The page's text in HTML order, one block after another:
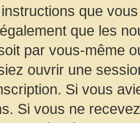
que
que les
par vous-même
ouvrir une
Si vous
Si vous ne